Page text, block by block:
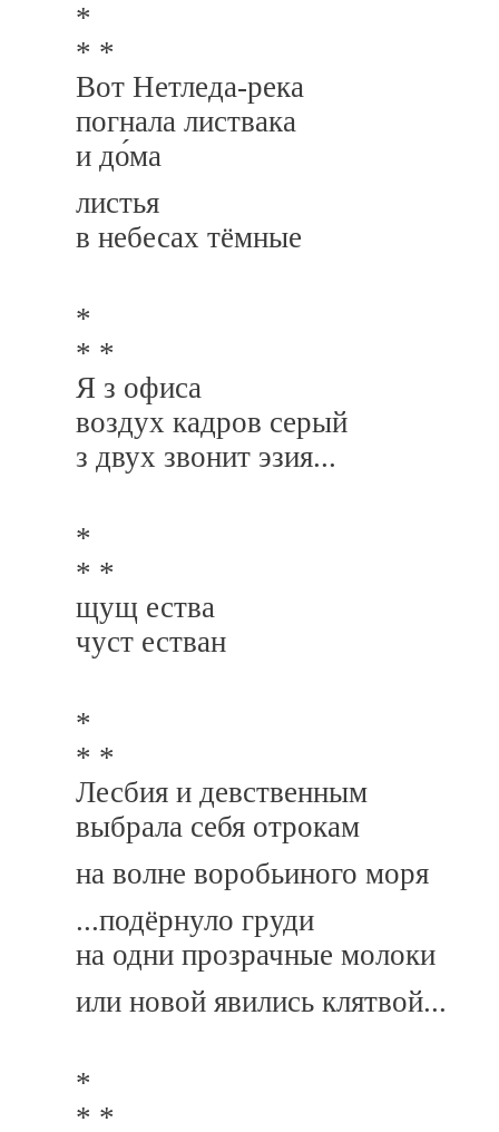
*
* *
Вот Нетледа-река
погнала листвака
и до́ма
листья
в небесах тёмные
*
* *
Я з офиса
воздух кадров серый
з двух звонит эзия...
*
* *
щущ ества
чуст естван
*
* *
Лесбия и девственным
выбрала себя отрокам
на волне воробьиного моря
...подёрнуло груди
на одни прозрачные молоки
или новой явились клятвой...
*
* *